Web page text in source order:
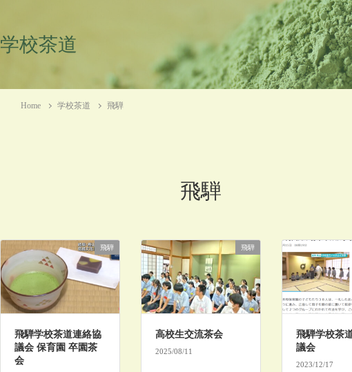
学校茶道
Home 学校茶道 飛騨
飛騨
飛騨
飛騨学校茶道連絡協
議会 保育園 卒園茶
会
飛騨
高校生交流茶会
2025/08/11
飛騨学校茶
議会
2023/12/17